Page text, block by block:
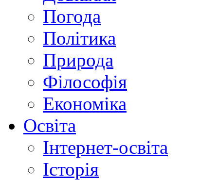
Погода
Політика
Природа
Філософія
Економіка
Освіта
Інтернет-освіта
Історія